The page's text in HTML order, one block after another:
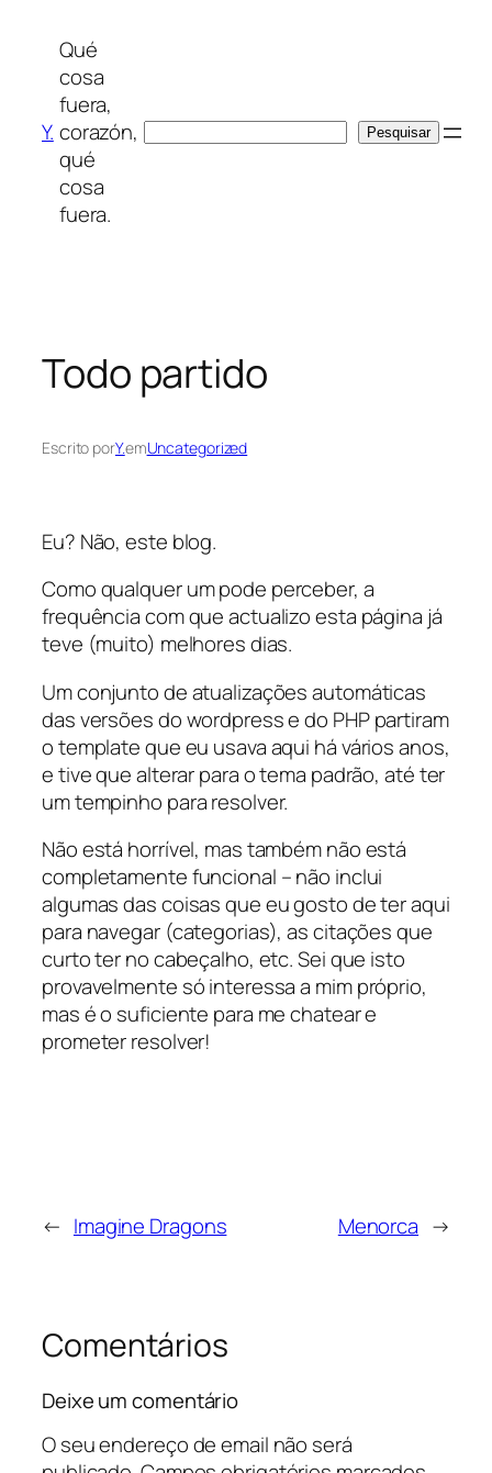
conteúdo
Y.
Qué
cosa
fuera,
corazón,
qué
cosa
fuera.
Pesquisar
Todo partido
Escrito porY.emUncategorized
Eu? Não, este blog.
Como qualquer um pode perceber, a
frequência com que actualizo esta página já
teve (muito) melhores dias.
Um conjunto de atualizações automáticas
das versões do wordpress e do PHP partiram
o template que eu usava aqui há vários anos,
e tive que alterar para o tema padrão, até ter
um tempinho para resolver.
Não está horrível, mas também não está
completamente funcional – não inclui
algumas das coisas que eu gosto de ter aqui
para navegar (categorias), as citações que
curto ter no cabeçalho, etc. Sei que isto
provavelmente só interessa a mim próprio,
mas é o suficiente para me chatear e
prometer resolver!
← Imagine Dragons Menorca →
Comentários
Deixe um comentário
O seu endereço de email não será